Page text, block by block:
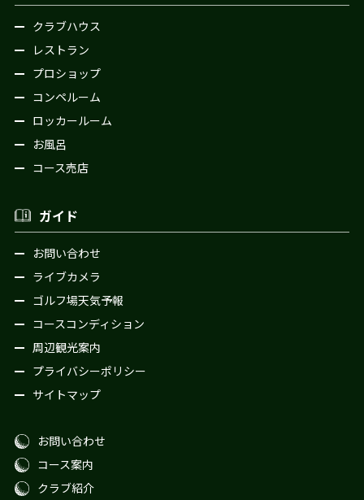
クラブハウス
レストラン
プロショップ
コンペルーム
ロッカールーム
お風呂
コース売店
ガイド
お問い合わせ
ライブカメラ
ゴルフ場天気予報
コースコンディション
周辺観光案内
プライバシーポリシー
サイトマップ
お問い合わせ
コース案内
クラブ紹介